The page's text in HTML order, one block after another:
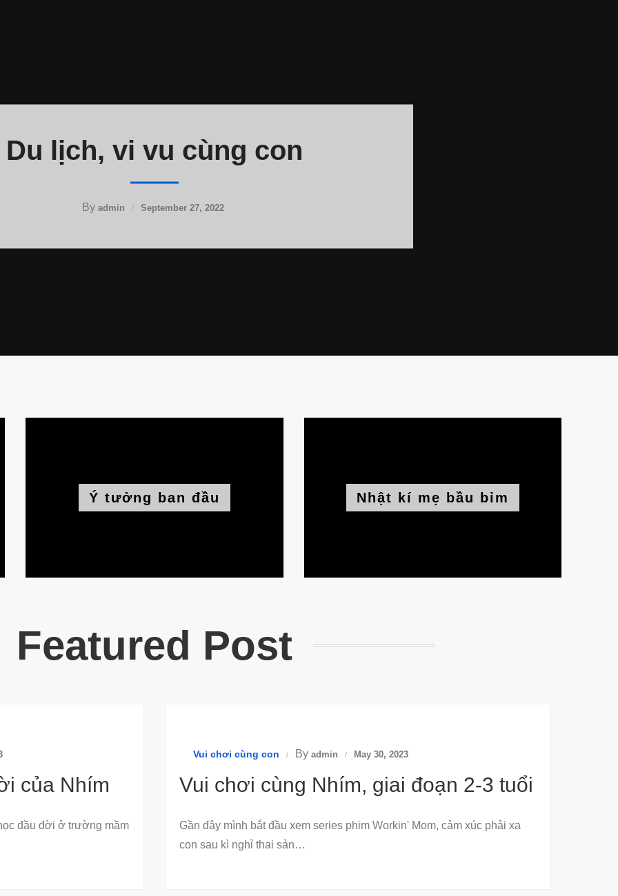
Du lịch, vi vu cùng con
By admin September 27, 2022
Ý tưởng ban đầu Nhật kí mẹ bầu bỉm
Featured Post
của Nhím
đầu đời ở trường mầm
Vui chơi cùng con By admin May 30, 2023
Vui chơi cùng Nhím, giai đoạn 2-3 tuổi
Gần đây mình bắt đầu xem series phim Workin' Mom, cảm xúc phải xa
con sau kì nghỉ thai sản…